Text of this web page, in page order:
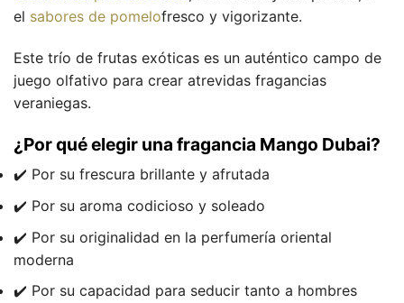
el sabores de pomelofresco y vigorizante.
Este trío de frutas exóticas es un auténtico campo de
juego olfativo para crear atrevidas fragancias
veraniegas.
¿Por qué elegir una fragancia Mango Dubai?
✔️ Por su frescura brillante y afrutada
✔️ Por su aroma codicioso y soleado
✔️ Por su originalidad en la perfumería oriental
moderna
✔️ Por su capacidad para seducir tanto a hombres